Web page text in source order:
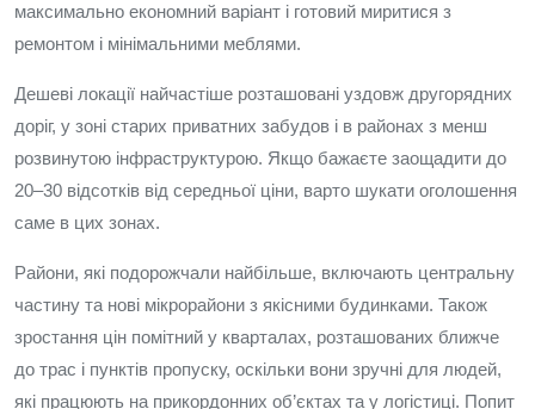
максимально економний варіант і готовий миритися з
ремонтом і мінімальними меблями.
Дешеві локації найчастіше розташовані уздовж другорядних
доріг, у зоні старих приватних забудов і в районах з менш
розвинутою інфраструктурою. Якщо бажаєте заощадити до
20–30 відсотків від середньої ціни, варто шукати оголошення
саме в цих зонах.
Райони, які подорожчали найбільше, включають центральну
частину та нові мікрорайони з якісними будинками. Також
зростання цін помітний у кварталах, розташованих ближче
до трас і пунктів пропуску, оскільки вони зручні для людей,
які працюють на прикордонних об’єктах та у логістиці. Попит